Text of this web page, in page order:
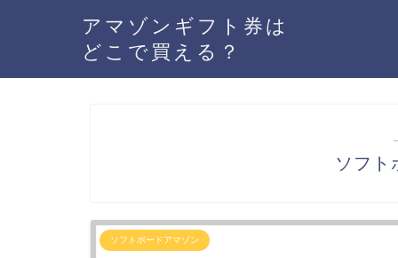
アマゾンギフト券は
どこで買える？
ソフト
ソフトボードアマゾン